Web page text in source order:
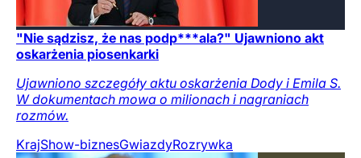
"Nie sądzisz, że nas podp***ala?" Ujawniono akt
oskarżenia piosenkarki
Ujawniono szczegóły aktu oskarżenia Dody i Emila S.
W dokumentach mowa o milionach i nagraniach
rozmów.
KrajShow-biznesGwiazdyRozrywka